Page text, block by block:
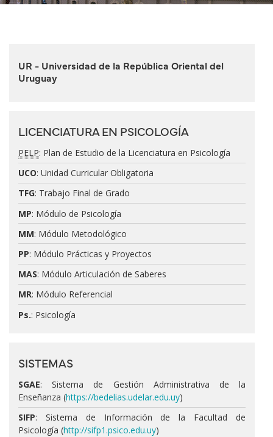
UR - Universidad de la República Oriental del
Uruguay
LICENCIATURA EN PSICOLOGÍA
PELP: Plan de Estudio de la Licenciatura en Psicología
UCO: Unidad Curricular Obligatoria
TFG: Trabajo Final de Grado
MP: Módulo de Psicología
MM: Módulo Metodológico
PP: Módulo Prácticas y Proyectos
MAS: Módulo Articulación de Saberes
MR: Módulo Referencial
Ps.: Psicología
SISTEMAS
SGAE: Sistema de Gestión Administrativa de la
Enseñanza (https://bedelias.udelar.edu.uy)
SIFP: Sistema de Información de la Facultad de
Psicología (http://sifp1.psico.edu.uy)